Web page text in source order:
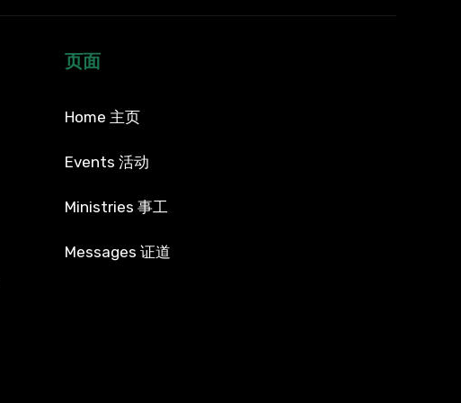
页面
Home 主页
Events 活动
Ministries 事工
Messages 证道